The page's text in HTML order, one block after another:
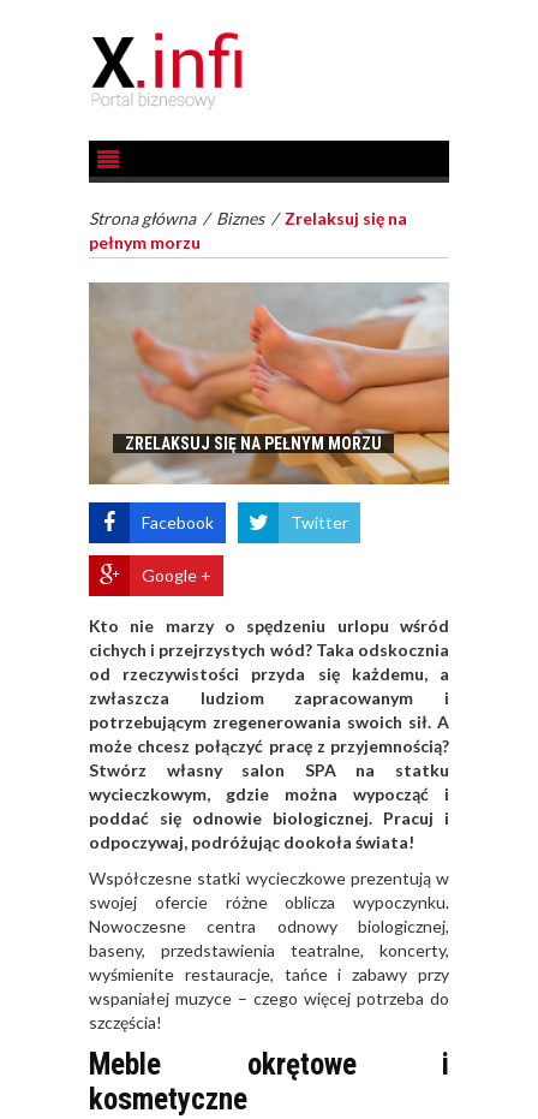
Strona główna / Biznes / Zrelaksuj się na
pełnym morzu
ZRELAKSUJ SIĘ NA PEŁNYM MORZU
Facebook Twitter
Google +
Kto nie marzy o spędzeniu urlopu wśród
cichych i przejrzystych wód? Taka odskocznia
od rzeczywistości przyda się każdemu, a
zwłaszcza ludziom zapracowanym i
potrzebującym zregenerowania swoich sił. A
może chcesz połączyć pracę z przyjemnością?
Stwórz własny salon SPA na statku
wycieczkowym, gdzie można wypocząć i
poddać się odnowie biologicznej. Pracuj i
odpoczywaj, podróżując dookoła świata!​
Współczesne statki wycieczkowe prezentują w
swojej ofercie różne oblicza wypoczynku.
Nowoczesne centra odnowy biologicznej,
baseny, przedstawienia teatralne, koncerty,
wyśmienite restauracje, tańce i zabawy przy
wspaniałej muzyce – czego więcej potrzeba do
szczęścia!
Meble okrętowe i
kosmetyczne